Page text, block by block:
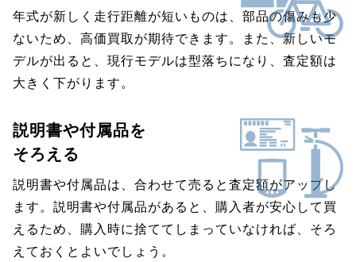
年式が新しく走行距離が短いものは、部品の傷みも少
ないため、高価買取が期待できます。また、新しいモ
デルが出ると、現行モデルは型落ちになり、査定額は
大きく下がります。
説明書や付属品を
そろえる
説明書や付属品は、合わせて売ると査定額がアップし
ます。説明書や付属品があると、購入者が安心して買
えるため、購入時に捨ててしまっていなければ、そろ
えておくとよいでしょう。